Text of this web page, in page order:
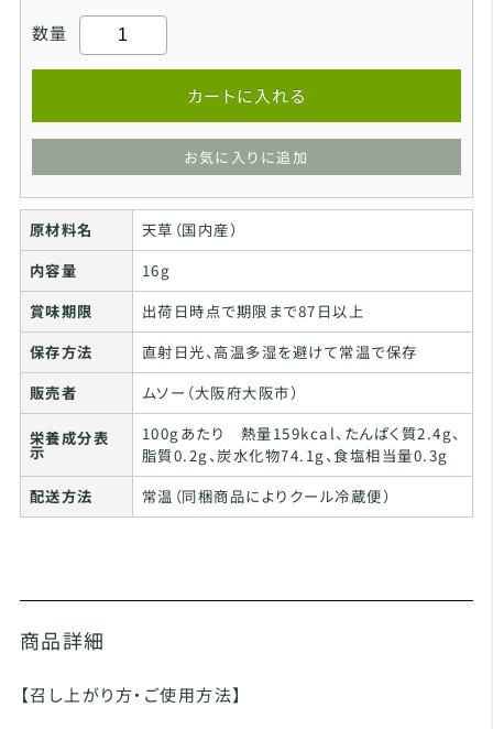
数量
カートに入れる
お気に入りに追加
原材料名
天草（国内産）
内容量
16g
賞味期限
出荷日時点で期限まで87日以上
保存方法
直射日光、高温多湿を避けて常温で保存
販売者
ムソー（大阪府大阪市）
栄養成分表
示
100gあたり 熱量159kcal、たんぱく質2.4g、
脂質0.2g、炭水化物74.1g、食塩相当量0.3g
配送方法
常温（同梱商品によりクール冷蔵便）
商品詳細
【召し上がり方・ご使用方法】